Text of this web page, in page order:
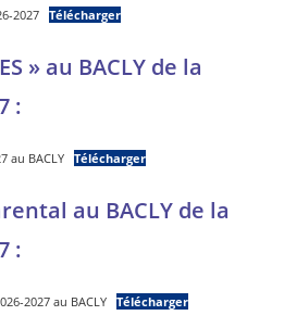
2027 Télécharger
» au BACLY de la
:
au BACLY Télécharger
au BACLY de la
:
2027 au BACLY Télécharger